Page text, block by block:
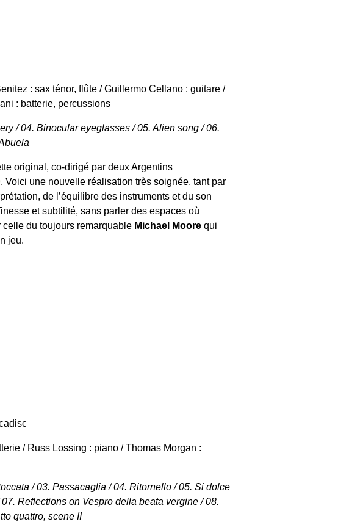
: sax ténor, flûte / Guillermo Cellano : guitare /
: batterie, percussions
/ 04. Binocular eyeglasses / 05. Alien song / 06.
original, co-dirigé par deux Argentins
. Voici une nouvelle réalisation très soignée, tant par
de l’équilibre des instruments et du son
et subtilité, sans parler des espaces où
du toujours remarquable Michael Moore qui
jeu.
/ Russ Lossing : piano / Thomas Morgan :
/ 03. Passacaglia / 04. Ritornello / 05. Si dolce
Reflections on Vespro della beata vergine / 08.
quattro, scene II